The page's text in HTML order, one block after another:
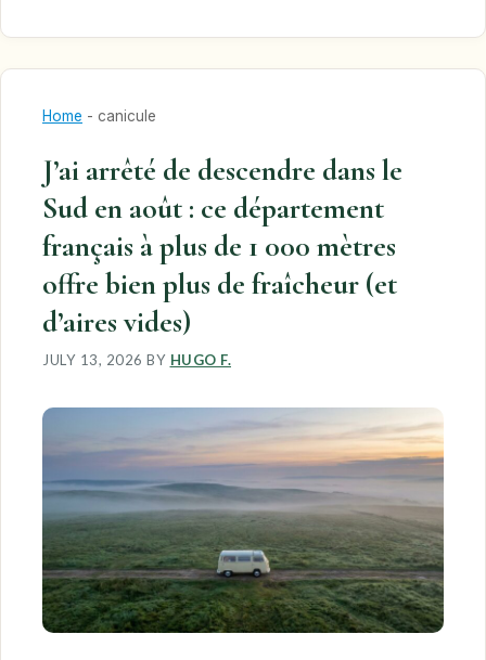
Home - canicule
J’ai arrêté de descendre dans le
Sud en août : ce département
français à plus de 1 000 mètres
offre bien plus de fraîcheur (et
d’aires vides)
JULY 13, 2026 BY HUGO F.